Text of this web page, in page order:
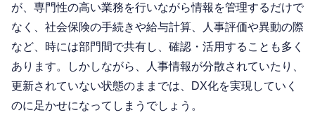
が、専門性の高い業務を行いながら情報を管理するだけで
なく、社会保険の手続きや給与計算、人事評価や異動の際
など、時には部門間で共有し、確認・活用することも多く
あります。しかしながら、人事情報が分散されていたり、
更新されていない状態のままでは、DX化を実現していく
のに足かせになってしまうでしょう。